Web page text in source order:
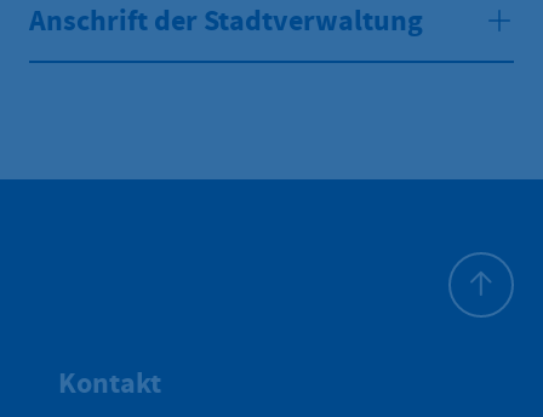
Anschrift der Stadtverwaltung
Kontakt